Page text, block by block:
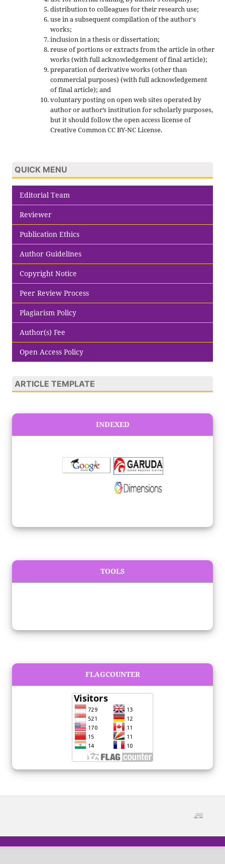
distribution to colleagues for their research use;
use in a subsequent compilation of the author's
works;
inclusion in a thesis or dissertation;
reuse of portions or extracts from the article in other
works (with full acknowledgement of final article);
preparation of derivative works (other than
commercial purposes) (with full acknowledgement
of final article); and
voluntary posting on open web sites operated by
author or author’s institution for scholarly purposes,
but it should follow the open access license of
Creative Common CC BY-NC License.
QUICK MENU
Editorial Team
Reviewer
Publication Ethics
Author Guidelines
Copyright Notice
Peer Review Process
Plagiarism Policy
Author(s) Fee
Open Access Policy
ARTICLE TEMPLATE
INDEXED
TOOLS
FLAGCOUNTER